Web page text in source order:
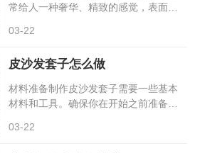
常给人一种奢华、精致的感觉，表面光
家居环境。耐磨性强皮沙发的材质通常
03-22
皮沙发套子怎么做
材料准备制作皮沙发套子需要一些基本
材料和工具。确保你在开始之前准备好
或真皮，注意颜色和纹理与沙发的搭
03-22